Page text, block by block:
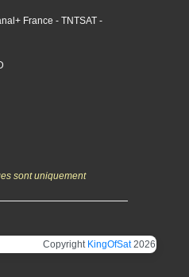
France - TNTSAT -
sont uniquement
Copyright KingOfSat2026